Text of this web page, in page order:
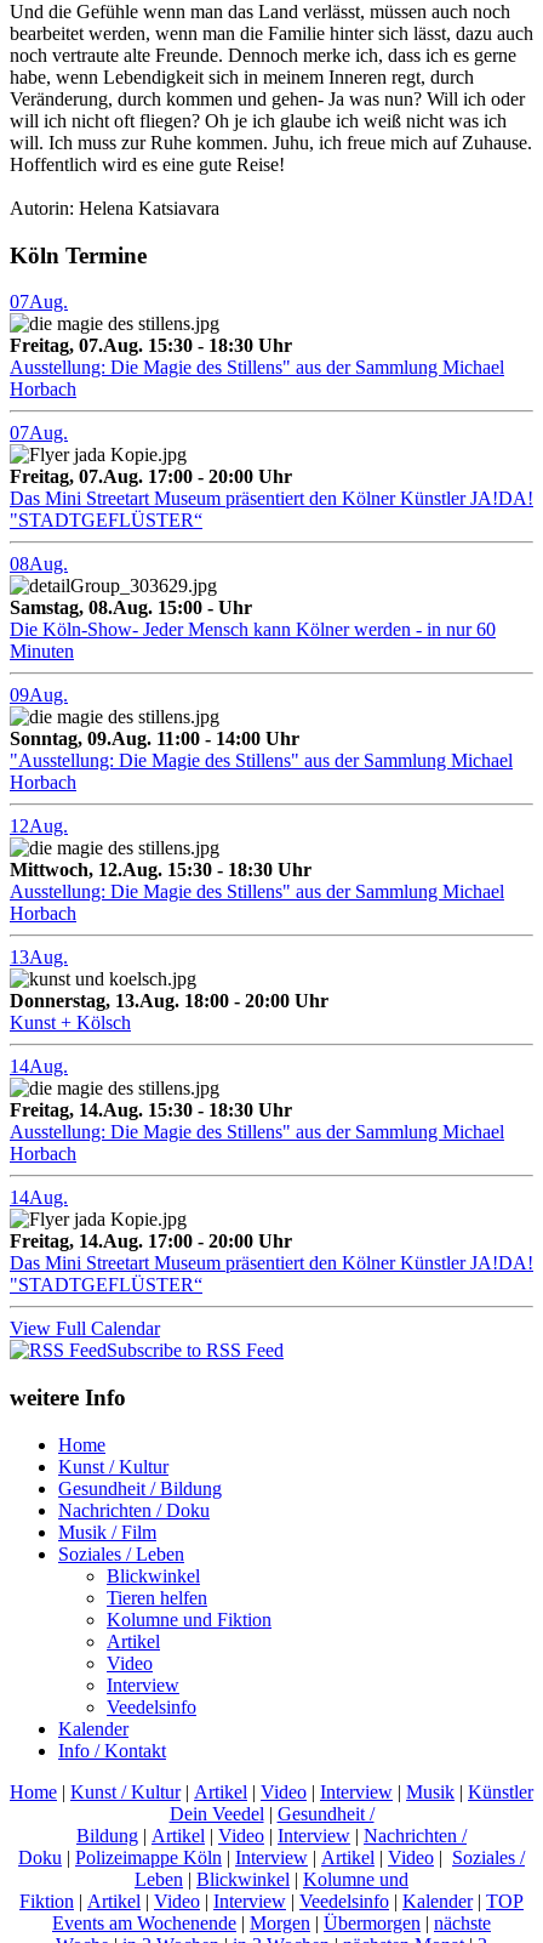
Und die Gefühle wenn man das Land verlässt, müssen auch noch
bearbeitet werden, wenn man die Familie hinter sich lässt, dazu auch
noch vertraute alte Freunde. Dennoch merke ich, dass ich es gerne
habe, wenn Lebendigkeit sich in meinem Inneren regt, durch
Veränderung, durch kommen und gehen- Ja was nun? Will ich oder
will ich nicht oft fliegen? Oh je ich glaube ich weiß nicht was ich
will. Ich muss zur Ruhe kommen. Juhu, ich freue mich auf Zuhause.
Hoffentlich wird es eine gute Reise!
Autorin: Helena Katsiavara
Köln Termine
07Aug.
Freitag, 07.Aug. 15:30 - 18:30 Uhr
Ausstellung: Die Magie des Stillens" aus der Sammlung Michael
Horbach
07Aug.
Freitag, 07.Aug. 17:00 - 20:00 Uhr
Das Mini Streetart Museum präsentiert den Kölner Künstler JA!DA!
"STADTGEFLÜSTER“
08Aug.
Samstag, 08.Aug. 15:00 - Uhr
Die Köln-Show- Jeder Mensch kann Kölner werden - in nur 60
Minuten
09Aug.
Sonntag, 09.Aug. 11:00 - 14:00 Uhr
"Ausstellung: Die Magie des Stillens" aus der Sammlung Michael
Horbach
12Aug.
Mittwoch, 12.Aug. 15:30 - 18:30 Uhr
Ausstellung: Die Magie des Stillens" aus der Sammlung Michael
Horbach
13Aug.
Donnerstag, 13.Aug. 18:00 - 20:00 Uhr
Kunst + Kölsch
14Aug.
Freitag, 14.Aug. 15:30 - 18:30 Uhr
Ausstellung: Die Magie des Stillens" aus der Sammlung Michael
Horbach
14Aug.
Freitag, 14.Aug. 17:00 - 20:00 Uhr
Das Mini Streetart Museum präsentiert den Kölner Künstler JA!DA!
"STADTGEFLÜSTER“
View Full Calendar
Subscribe to RSS Feed
weitere Info
Home
Kunst / Kultur
Gesundheit / Bildung
Nachrichten / Doku
Musik / Film
Soziales / Leben
Blickwinkel
Tieren helfen
Kolumne und Fiktion
Artikel
Video
Interview
Veedelsinfo
Kalender
Info / Kontakt
Home | Kunst / Kultur| Artikel | Video | Interview | Musik | Künstler
Dein Veedel | Gesundheit /
Bildung | Artikel | Video | Interview | Nachrichten /
Doku | Polizeimappe Köln | Interview | Artikel | Video | Soziales /
Leben | Blickwinkel | Kolumne und
Fiktion | Artikel | Video | Interview | Veedelsinfo | Kalender| TOP
Events am Wochenende | Morgen | Übermorgen | nächste